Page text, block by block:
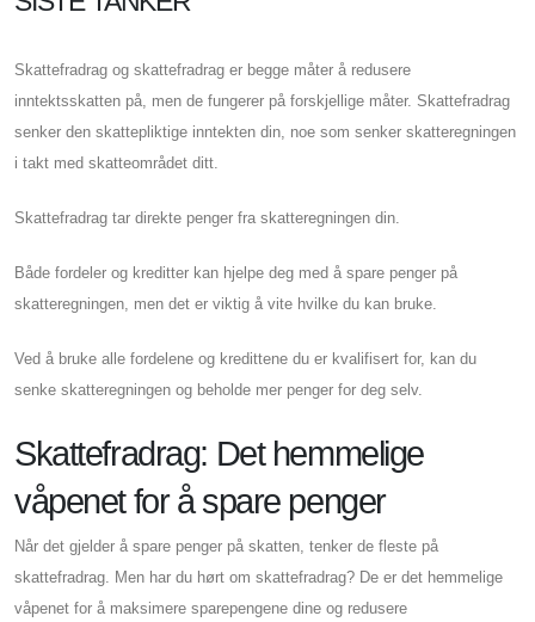
Skattefradrag og skattefradrag er begge måter å redusere
inntektsskatten på, men de fungerer på forskjellige måter. Skattefradrag
senker den skattepliktige inntekten din, noe som senker skatteregningen
i takt med skatteområdet ditt.
Skattefradrag tar direkte penger fra skatteregningen din.
Både fordeler og kreditter kan hjelpe deg med å spare penger på
skatteregningen, men det er viktig å vite hvilke du kan bruke.
Ved å bruke alle fordelene og kredittene du er kvalifisert for, kan du
senke skatteregningen og beholde mer penger for deg selv.
Skattefradrag: Det hemmelige
våpenet for å spare penger
Når det gjelder å spare penger på skatten, tenker de fleste på
skattefradrag. Men har du hørt om skattefradrag? De er det hemmelige
våpenet for å maksimere sparepengene dine og redusere